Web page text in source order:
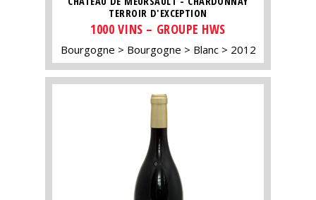
TERROIR D'EXCEPTION
1000 VINS – GROUPE HWS
Bourgogne Bourgogne Blanc 2012